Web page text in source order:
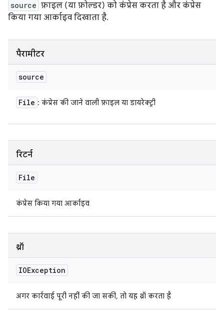
source फ़ाइल (या फ़ोल्डर) को कंप्रेस करता है और कंप्रेस
किया गया आर्काइव दिखाता है.
पैरामीटर
source
File : कंप्रेस की जाने वाली फ़ाइल या डायरेक्ट्री
रिटर्न
File
कंप्रेस किया गया आर्काइव
थ्रॉ
IOException
अगर कार्रवाई पूरी नहीं की जा सकी, तो यह थ्रॉ करता है